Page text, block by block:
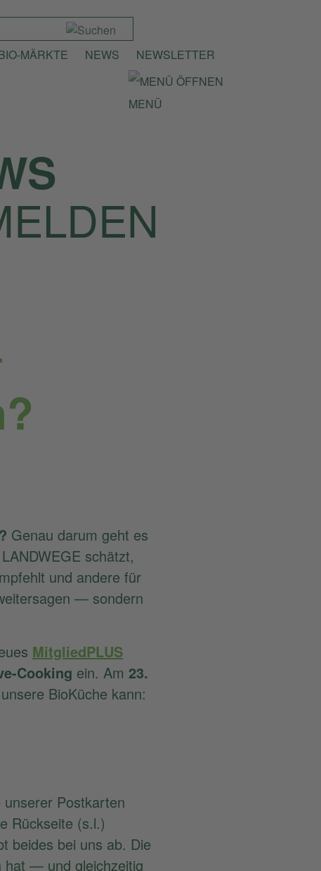
MÄRKTE NEWS NEWSLETTER
MENÜ
Genau darum geht es
schätzt,
und andere für
— sondern
MitgliedPLUS
Cooking ein. Am 23.
BioKüche kann:
Postkarten
Rückseite (s.l.)
beides bei uns ab. Die
hat — und gleichzeitig